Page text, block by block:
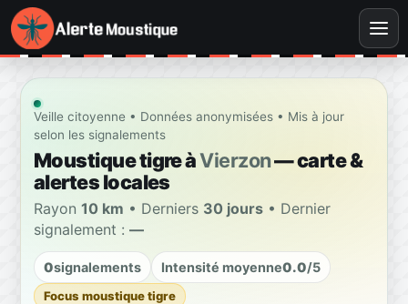
Veille citoyenne • Données anonymisées • Mis à jour
selon les signalements
Moustique tigre àVierzon— carte &
alertes locales
Rayon 10 km • Derniers 30 jours • Dernier
signalement : —
0signalements Intensité moyenne0.0/5
Focus moustique tigre